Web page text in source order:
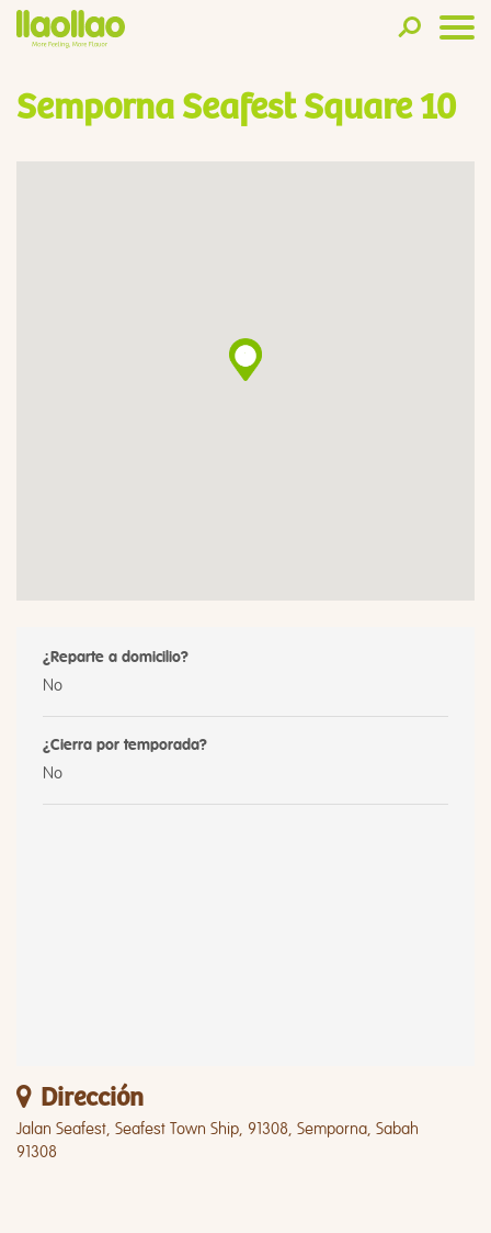
Semporna Seafest Square 10
¿Reparte a domicilio?
No
¿Cierra por temporada?
No
Dirección
Jalan Seafest, Seafest Town Ship, 91308, Semporna, Sabah
91308